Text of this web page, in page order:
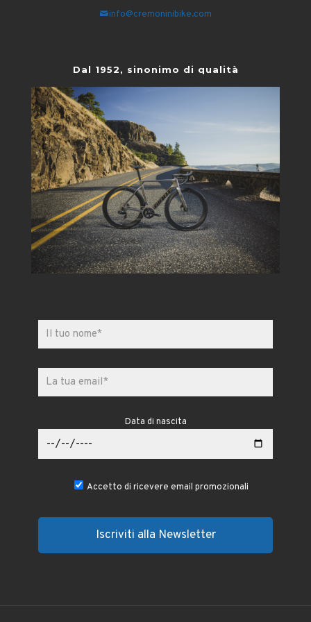
info@cremoninibike.com
Dal 1952, sinonimo di qualità
Data di nascita
Accetto di ricevere email promozionali